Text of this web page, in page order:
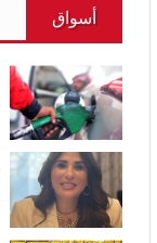
أسواق